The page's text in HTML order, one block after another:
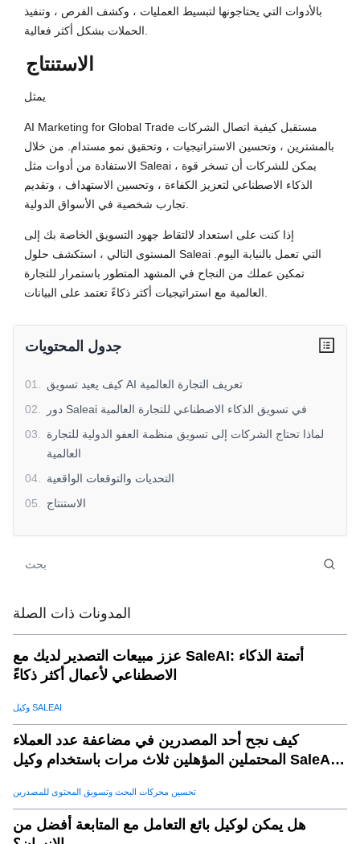
بالأدوات التي يحتاجونها لتبسيط العمليات ، وكشف الفرص ، وتنفيذ
الحملات بشكل أكثر فعالية.
الاستنتاج
يمثل
AI Marketing for Global Trade مستقبل كيفية اتصال الشركات
بالمشترين ، وتحسين الاستراتيجيات ، وتحقيق نمو مستدام. من خلال
الاستفادة من أدوات مثل Saleai ، يمكن للشركات أن تسخر قوة
الذكاء الاصطناعي لتعزيز الكفاءة ، وتحسين الاستهداف ، وتقديم
تجارب شخصية في الأسواق الدولية.
إذا كنت على استعداد لالتقاط جهود التسويق الخاصة بك إلى
المستوى التالي ، استكشف حلول Saleai التي تعمل بالنيابة اليوم.
تمكين عملك من النجاح في المشهد المتطور باستمرار للتجارة
العالمية مع استراتيجيات أكثر ذكاءً تعتمد على البيانات.
جدول المحتويات
01
كيف يعيد تسويق AI تعريف التجارة العالمية
02
دور Saleai في تسويق الذكاء الاصطناعي للتجارة العالمية
03
لماذا تحتاج الشركات إلى تسويق منظمة العفو الدولية للتجارة
العالمية
04
التحديات والتوقعات الواقعية
05
الاستنتاج
المدونات ذات الصلة
عزز مبيعات التصدير لديك مع SaleAI: أتمتة الذكاء
الاصطناعي لأعمال أكثر ذكاءً
وكيل SALEAI
كيف نجح أحد المصدرين في مضاعفة عدد العملاء
المحتملين المؤهلين ثلاث مرات باستخدام وكيل SaleAI
تحسين محركات البحث وتسويق المحتوى للمصدرين
هل يمكن لوكيل بائع التعامل مع المتابعة أفضل من